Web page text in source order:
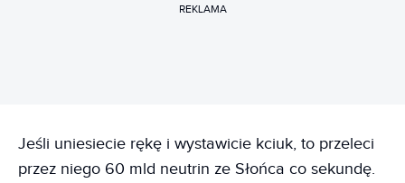
REKLAMA
Jeśli uniesiecie rękę i wystawicie kciuk, to przeleci
przez niego 60 mld neutrin ze Słońca co sekundę.